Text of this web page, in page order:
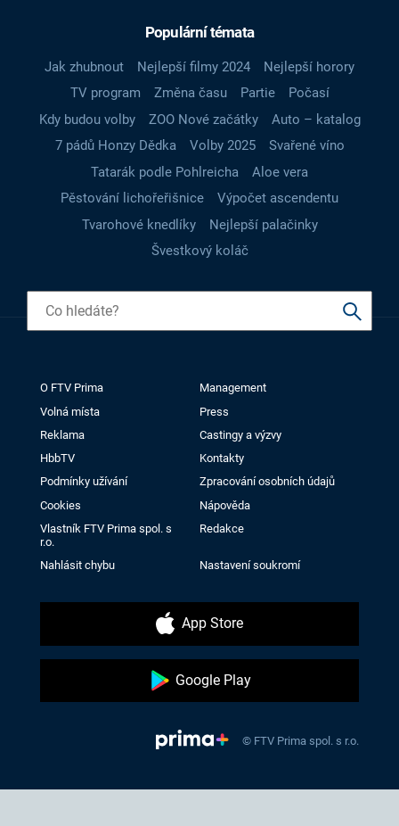
Populární témata
Jak zhubnout Nejlepší filmy 2024
Nejlepší horory
TV program
Změna času Partie
Počasí
Kdy budou volby
ZOO Nové začátky
Auto – katalog
7 pádů Honzy Dědka
Volby 2025
Svařené víno
Tatarák podle Pohlreicha
Aloe vera
Pěstování lichořeřišnice
Výpočet ascendentu
Tvarohové knedlíky
Nejlepší palačinky
Švestkový koláč
O FTV Prima
Management
Volná místa
Press
Reklama
Castingy a výzvy
HbbTV
Kontakty
Podmínky užívání
Zpracování osobních údajů
Cookies
Nápověda
Vlastník FTV Prima spol. s
r.o.
Redakce
Nahlásit chybu Nastavení soukromí
App Store
Google Play
© FTV Prima spol. s r.o.